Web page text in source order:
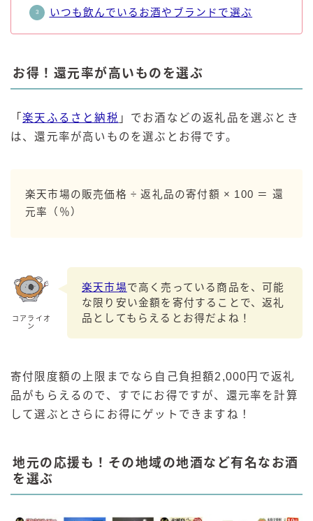
いつも飲んでいるお酒やブランドで選ぶ
お得！還元率が高いものを選ぶ
「楽天ふるさと納税 」でお酒などの返礼品を選ぶとき
は、還元率が高いものを選ぶとお得です。
楽天市場の販売価格 ÷ 返礼品の寄付額 × 100 ＝ 還
元率（％）
コアライオ
ン
楽天市場で高く売っている商品を、可能
な限り安い金額を寄付することで、返礼
品としてもらえるとお得だよね！
寄付限度額の上限までなら自己負担額2,000円で返礼
品がもらえるので、すでにお得ですが、還元率を計算
して選ぶとさらにお得にゲットできますね！
地元の応援も！その地域の地酒など有名なお酒
を選ぶ